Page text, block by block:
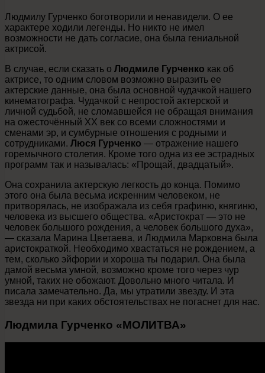
Людмилу Гурченко боготворили и ненавидели. О ее
характере ходили легенды. Но никто не имел
возможности не дать согласие, она была гениальной
актрисой.
В случае, если сказать о Людмиле Гурченко как об
актрисе, то одним словом возможно выразить ее
актерские данные, она была основной чудачкой нашего
кинематографа. Чудачкой с непростой актерской и
личной судьбой, не сломавшейся не обращая внимания
на ожесточённый XX век со всеми сложностями и
сменами эр, и сумбурные отношения с родными и
сотрудниками. Люся Гурченко — отражение нашего
горемычного столетия. Кроме того одна из ее эстрадных
программ так и называлась: «Прощай, двадцатый».
Она сохранила актерскую легкость до конца. Помимо
этого она была весьма искренним человеком, не
притворялась, не изображала из себя графиню, княгиню,
человека из высшего общества. «Аристократ — это не
человек большого рождения, а человек большого духа»,
— сказала Марина Цветаева, и Людмила Марковна была
аристократкой. Необходимо хвастаться не рождением, а
тем, сколько эйфории и хороша ты подарил. Она была
дамой весьма умной, возможно кроме того через чур
умной, таких не обожают. Довольно много читала. И
писала замечательно. Да, мы утратили звезду. И эта
звезда ни при каких обстоятельствах не погаснет для нас.
Людмила Гурченко «МОЛИТВА»